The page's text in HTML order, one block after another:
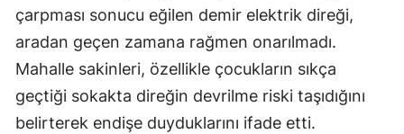
çarpması sonucu eğilen demir elektrik direği,
aradan geçen zamana rağmen onarılmadı.
Mahalle sakinleri, özellikle çocukların sıkça
geçtiği sokakta direğin devrilme riski taşıdığını
belirterek endişe duyduklarını ifade etti.